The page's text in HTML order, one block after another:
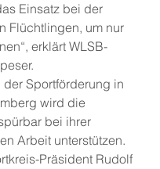
Einsatz bei der
Flüchtlingen, um nur
erklärt WLSB-
Sportförderung in
wird die
bei ihrer
Arbeit unterstützen.
Präsident Rudolf